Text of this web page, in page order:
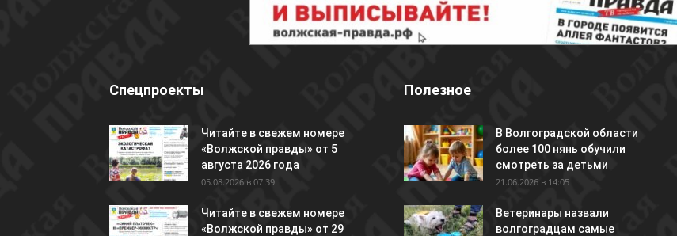
Спецпроекты
Читайте в свежем номере
«Волжской правды» от 5
августа 2026 года
05.08.2026 в 07:39
Читайте в свежем номере
«Волжской правды» от 29
Полезное
В Волгоградской области
более 100 нянь обучили
смотреть за детьми
21.06.2026 в 14:05
Ветеринары назвали
волгоградцам самые